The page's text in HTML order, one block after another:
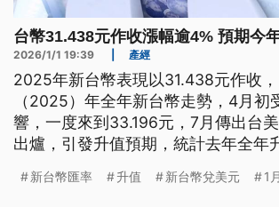
台幣31.438元作收漲幅逾4% 預期今
2026/1/1 19:39 產經
2025年新台幣表現以31.438元作收
（2025）年全年新台幣走勢，4月初
響，一度來到33.196元，7月傳出台
出爐，引發升值預期，統計去年全年
旺，加上美國聯準會貨幣政策偏向寬
新台幣匯率 升值 新台幣兌美元 1月